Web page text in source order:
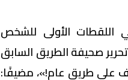
اللقطات الأولى للشخص
صحيفة الطريق السابق
على طريق عام!»، مضيفًا: